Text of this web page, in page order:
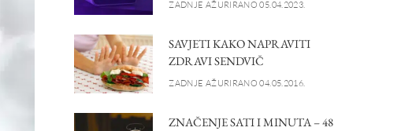
ZADNJE AŽURIRANO 05.04.2023.
SAVJETI KAKO NAPRAVITI
ZDRAVI SENDVIČ
ZADNJE AŽURIRANO 04.05.2016.
ZNAČENJE SATI I MINUTA – 48